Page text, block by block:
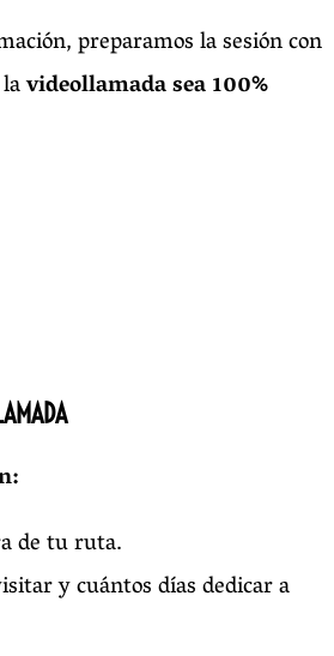
preparamos la sesión con
lavideollamada sea 100%
de tu ruta.
y cuántos días dedicar a